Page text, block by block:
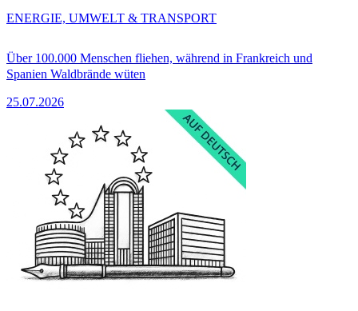
Über 100.000 Menschen fliehen, während in Frankreich und
Spanien Waldbrände wüten
25.07.2026
ENERGIE, UMWELT & TRANSPORT